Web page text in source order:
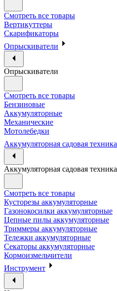
Смотреть все товары
Вертикуттеры
Скарификаторы
Опрыскиватели
Опрыскиватели
Смотреть все товары
Бензиновые
Аккумуляторные
Механические
Мотолебедки
Аккумуляторная садовая техника
Аккумуляторная садовая техника
Смотреть все товары
Кусторезы аккумуляторные
Газонокосилки аккумуляторные
Цепные пилы аккумуляторные
Триммеры аккумуляторные
Тележки аккумуляторные
Секаторы аккумуляторные
Кормоизмельчители
Инструмент